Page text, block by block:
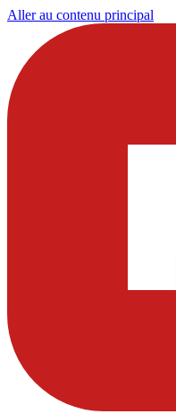
Aller au contenu principal